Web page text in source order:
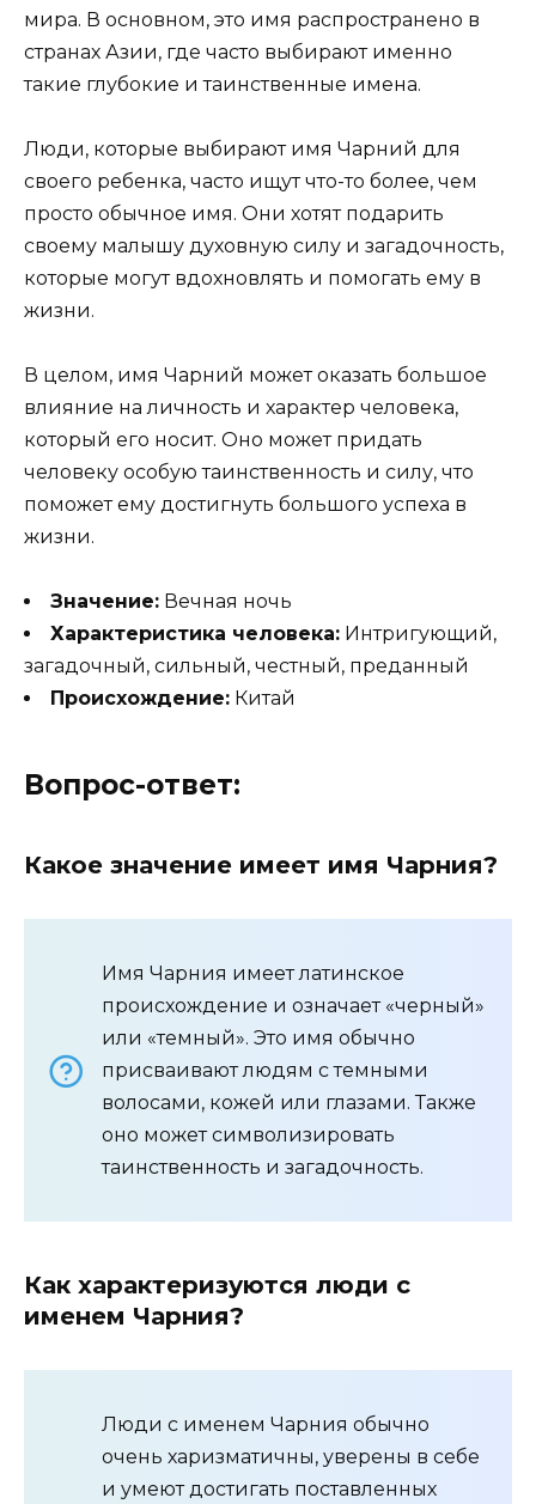
мира. В основном, это имя распространено в
странах Азии, где часто выбирают именно
такие глубокие и таинственные имена.
Люди, которые выбирают имя Чарний для
своего ребенка, часто ищут что-то более, чем
просто обычное имя. Они хотят подарить
своему малышу духовную силу и загадочность,
которые могут вдохновлять и помогать ему в
жизни.
В целом, имя Чарний может оказать большое
влияние на личность и характер человека,
который его носит. Оно может придать
человеку особую таинственность и силу, что
поможет ему достигнуть большого успеха в
жизни.
Значение: Вечная ночь
Характеристика человека: Интригующий,
загадочный, сильный, честный, преданный
Происхождение: Китай
Вопрос-ответ:
Какое значение имеет имя Чарния?
Имя Чарния имеет латинское
происхождение и означает «черный»
или «темный». Это имя обычно
присваивают людям с темными
волосами, кожей или глазами. Также
оно может символизировать
таинственность и загадочность.
Как характеризуются люди с
именем Чарния?
Люди с именем Чарния обычно
очень харизматичны, уверены в себе
и умеют достигать поставленных